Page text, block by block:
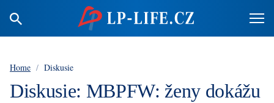
Home / Diskusie
Diskusie: MBPFW: ženy dokážu